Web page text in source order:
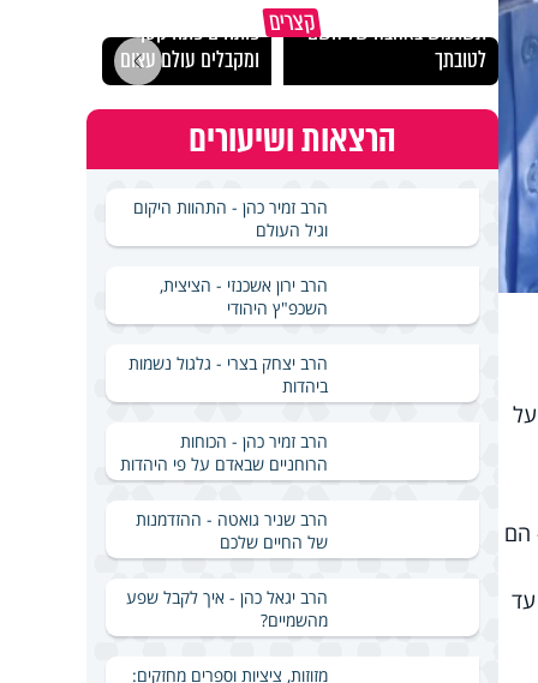
הם
קצריםתשתמש באהבה של השם
לטובתך
פותחים פתח קטן -
ומקבלים עולם עצום
הרצאות ושיעורים
הרב זמיר כהן - התהוות היקום
וגיל העולם
הרב ירון אשכנזי - הציצית,
השכפ"ץ היהודי
הרב יצחק בצרי - גלגול נשמות
ביהדות
הרב זמיר כהן - הכוחות
הרוחניים שבאדם על פי היהדות
הרב שניר גואטה - ההזדמנות
של החיים שלכם
הרב יגאל כהן - איך לקבל שפע
מהשמיים?
מזוזות, ציציות וספרים מחזקים: